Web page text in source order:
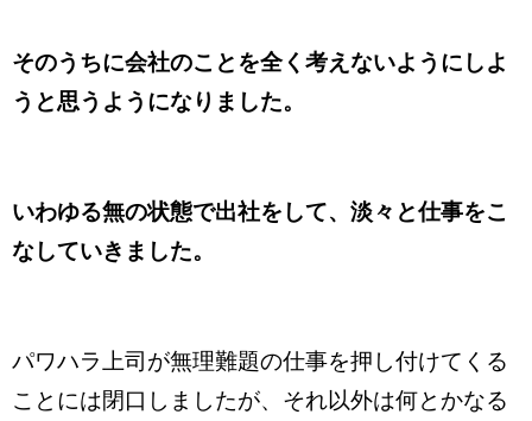
そのうちに会社のことを全く考えないようにしよ
うと思うようになりました。
いわゆる無の状態で出社をして、淡々と仕事をこ
なしていきました。
パワハラ上司が無理難題の仕事を押し付けてくる
ことには閉口しましたが、それ以外は何とかなる